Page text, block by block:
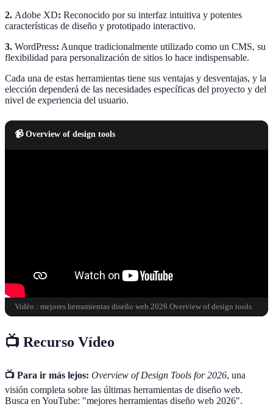
2. Adobe XD: Reconocido por su interfaz intuitiva y potentes
características de diseño y prototipado interactivo.
3. WordPress: Aunque tradicionalmente utilizado como un CMS, su
flexibilidad para personalización de sitios lo hace indispensable.
Cada una de estas herramientas tiene sus ventajas y desventajas, y la
elección dependerá de las necesidades específicas del proyecto y del
nivel de experiencia del usuario.
📹 Overview of design tools
Vidéo : mejores herramientas diseño web 2026 Overview of design tools
📺 Recurso Vídeo
📺 Para ir más lejos: Overview of Design Tools for 2026, una
visión completa sobre las últimas herramientas de diseño web.
Busca en YouTube: "mejores herramientas diseño web 2026".